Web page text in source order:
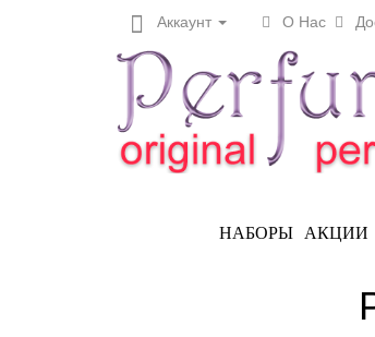
Аккаунт О Нас
НАБОРЫ АКЦИИ